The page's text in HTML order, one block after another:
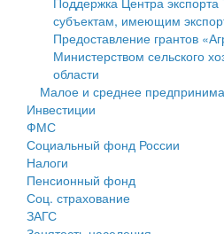
Здравоохранение
Социальная защита
Фотоальбом
Муниципальный контроль
Муниципальные услуги
Проекты административных
Антимонопольный комплаенс
Противодействие коррупции
среднего предпринимательства
Информационная поддержка
среднего предпринимательства
Муниципальные программы
Контрольно-счетная палата
Персональные данные
субъектам, имеющим
Предоставление грантов
Министерством сельского
области
Малое и среднее
Инвестиции
ФМС
Социальный фонд России
Налоги
Пенсионный фонд
Соц. страхование
ЗАГС